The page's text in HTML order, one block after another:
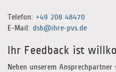
Telefon: +49 208 48470
E-Mail: dsb@ihre-pvs.de
Ihr Feedback ist
Neben unserem